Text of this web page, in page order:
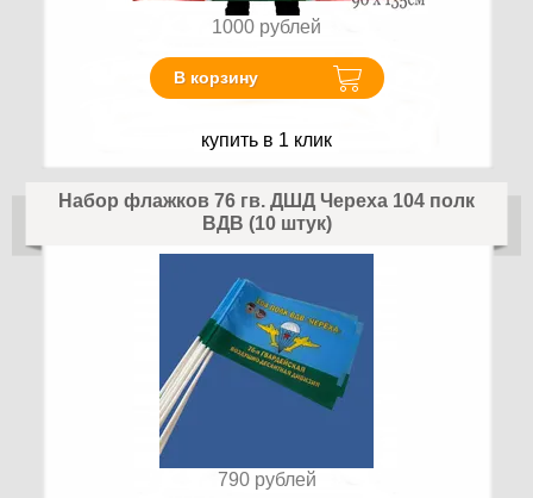
1000 рублей
В корзину
купить в 1 клик
Набор флажков 76 гв. ДШД Череха 104 полк
ВДВ (10 штук)
790 рублей